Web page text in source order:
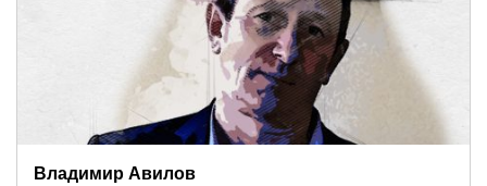
Владимир Авилов